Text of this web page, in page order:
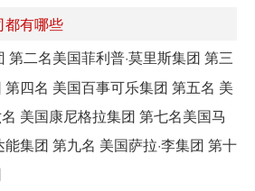
都有哪些
第二名美国菲利普·莫里斯集团 第三
四名 美国百事可乐集团 第五名 美
美国康尼格拉集团 第七名美国马
集团 第九名 美国萨拉·李集团 第十